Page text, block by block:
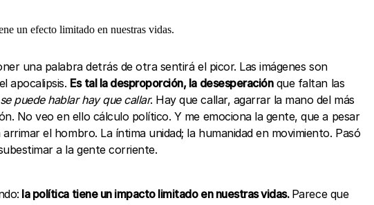
un efecto limitado en nuestras vidas.
una palabra detrás de otra sentirá el picor. Las imágenes son
apocalipsis. Es tal la desproporción, la desesperaciónque faltan las
puede hablar hay que callar. Hay que callar, agarrar la mano del más
No veo en ello cálculo político. Y me emociona la gente, que a pesar
el hombro. La íntima unidad; la humanidad en movimiento. Pasó
a la gente corriente.
la política tiene un impacto limitado en nuestras vidas. Parece que